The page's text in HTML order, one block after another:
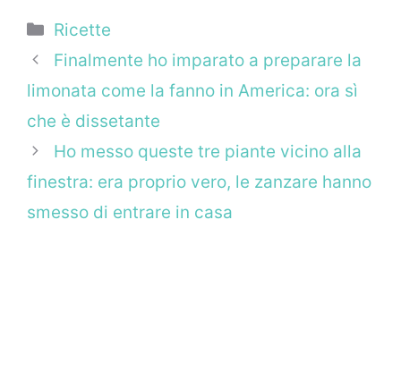
Categorie
Ricette
Finalmente ho imparato a preparare la
limonata come la fanno in America: ora sì
che è dissetante
Ho messo queste tre piante vicino alla
finestra: era proprio vero, le zanzare hanno
smesso di entrare in casa